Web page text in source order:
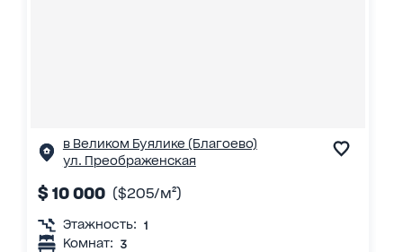
в Великом Буялике (Благоево)
ул. Преображенская
$ 10 000 ($205/м²)
Этажность: 1
Комнат: 3